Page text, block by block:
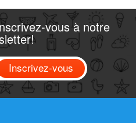
vous à notre
Inscrivez-vous